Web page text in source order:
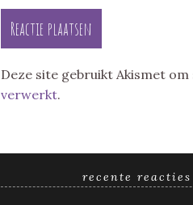
Deze site gebruikt Akismet
verwerkt.
recente reacties